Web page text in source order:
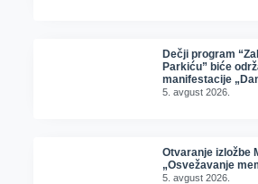
Dečji program
Parkiću” biće
manifestacije
5. avgust 2026.
Otvaranje izložbe
„Osvežavanje
5. avgust 2026.